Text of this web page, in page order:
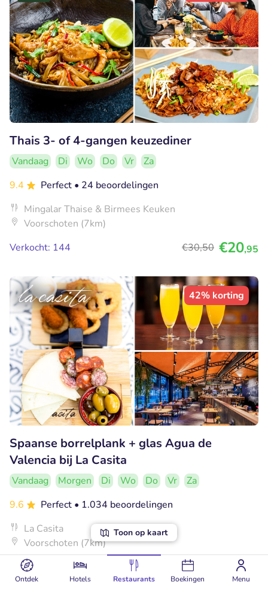
Ontdek Hotels Restaurants Boekingen Menu
Toon op kaart
Thais 3- of 4-gangen keuzediner
Vandaag Di Wo Do Vr
Za
9.4
Perfect • 24 beoordelingen
Mingalar Thaise & Birmees Keuken
Voorschoten (7km)
Verkocht: 144
€30,50 €20,95
42% korting
Spaanse borrelplank + glas Agua de
Valencia bij La Casita
Vandaag Morgen Di Wo Do Vr
Za
9.6
Perfect • 1.034 beoordelingen
La Casita
Voorschoten (7km)
Verkocht: 149
€18 €10,95